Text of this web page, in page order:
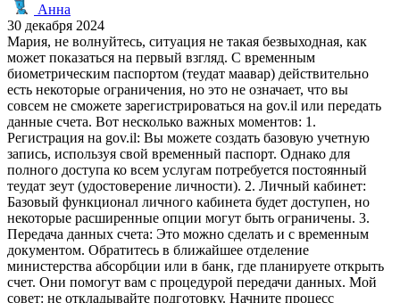
Анна
30 декабря 2024
Мария, не волнуйтесь, ситуация не такая безвыходная, как
может показаться на первый взгляд. С временным
биометрическим паспортом (теудат маавар) действительно
есть некоторые ограничения, но это не означает, что вы
совсем не сможете зарегистрироваться на gov.il или передать
данные счета. Вот несколько важных моментов: 1.
Регистрация на gov.il: Вы можете создать базовую учетную
запись, используя свой временный паспорт. Однако для
полного доступа ко всем услугам потребуется постоянный
теудат зеут (удостоверение личности). 2. Личный кабинет:
Базовый функционал личного кабинета будет доступен, но
некоторые расширенные опции могут быть ограничены. 3.
Передача данных счета: Это можно сделать и с временным
документом. Обратитесь в ближайшее отделение
министерства абсорбции или в банк, где планируете открыть
счет. Они помогут вам с процедурой передачи данных. Мой
совет: не откладывайте подготовку. Начните процесс